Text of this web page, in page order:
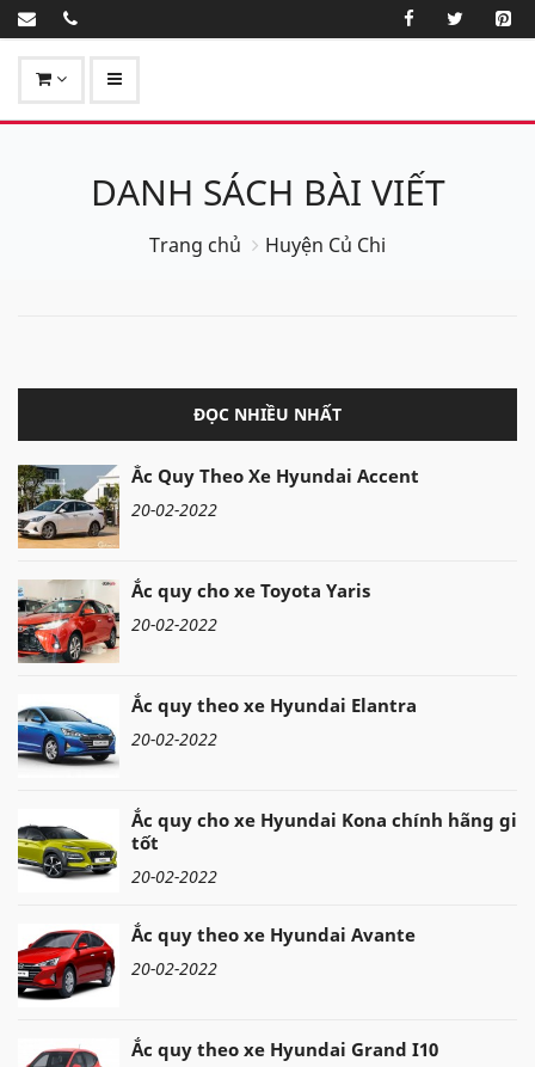
DANH SÁCH BÀI VIẾT
Trang chủ Huyện Củ Chi
ĐỌC NHIỀU NHẤT
Ắc Quy Theo Xe Hyundai Accent
20-02-2022
Ắc quy cho xe Toyota Yaris
20-02-2022
Ắc quy theo xe Hyundai Elantra
20-02-2022
Ắc quy cho xe Hyundai Kona chính hãng giá
tốt
20-02-2022
Ắc quy theo xe Hyundai Avante
20-02-2022
Ắc quy theo xe Hyundai Grand I10